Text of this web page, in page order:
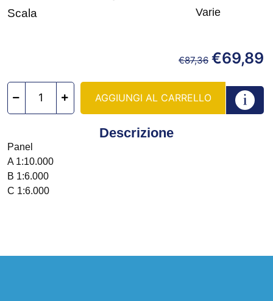
Scala Varie
€87,36 €69,89
AGGIUNGI AL CARRELLO
Descrizione
Panel
A 1:10.000
B 1:6.000
C 1:6.000